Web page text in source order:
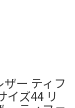
ー ティフ
イズ44 リ